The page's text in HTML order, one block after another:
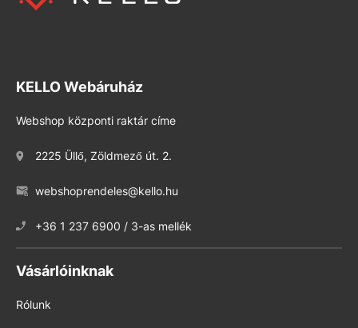
KELLO Webáruház
Webshop központi raktár címe
2225 Üllő, Zöldmező út. 2.
webshoprendeles@kello.hu
+36 1 237 6900 / 3-as mellék
Vásárlóinknak
Rólunk